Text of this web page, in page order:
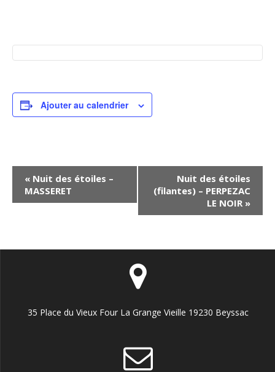
Ajouter au calendrier
g
« Nuit des étoiles –
MASSERET
Nuit des étoiles
(filantes) – PERPEZAC
LE NOIR »
35 Place du Vieux Four La Grange Vieille 19230 Beyssac